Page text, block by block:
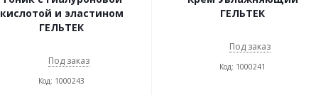
кислотой и эластином
ГЕЛЬТЕК
Под заказ
Код: 1000243
ГЕЛЬТЕК
Под заказ
Код: 1000241